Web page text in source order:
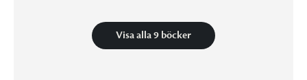
Visa alla 9 böcker